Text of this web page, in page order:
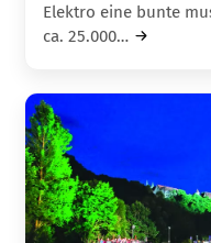
Elektro eine bunte
ca. 25.000…